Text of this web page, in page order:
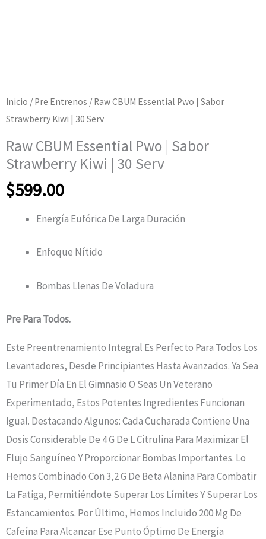
Inicio / Pre Entrenos / Raw CBUM Essential Pwo | Sabor
Strawberry Kiwi | 30 Serv
Raw CBUM Essential Pwo | Sabor
Strawberry Kiwi | 30 Serv
$599.00
Energía Eufórica De Larga Duración
Enfoque Nítido
Bombas Llenas De Voladura
PrePara Todos.
Este Preentrenamiento Integral Es Perfecto Para Todos Los
Levantadores, Desde Principiantes Hasta Avanzados. Ya Sea
Tu Primer Día En El Gimnasio O Seas Un Veterano
Experimentado, Estos Potentes Ingredientes Funcionan
Igual. Destacando Algunos: Cada Cucharada Contiene Una
Dosis Considerable De 4 G De L Citrulina Para Maximizar El
Flujo Sanguíneo Y Proporcionar Bombas Importantes. Lo
Hemos Combinado Con 3,2 G De Beta Alanina Para Combatir
La Fatiga, Permitiéndote Superar Los Límites Y Superar Los
Estancamientos. Por Último, Hemos Incluido 200 Mg De
Cafeína Para Alcanzar Ese Punto Óptimo De Energía